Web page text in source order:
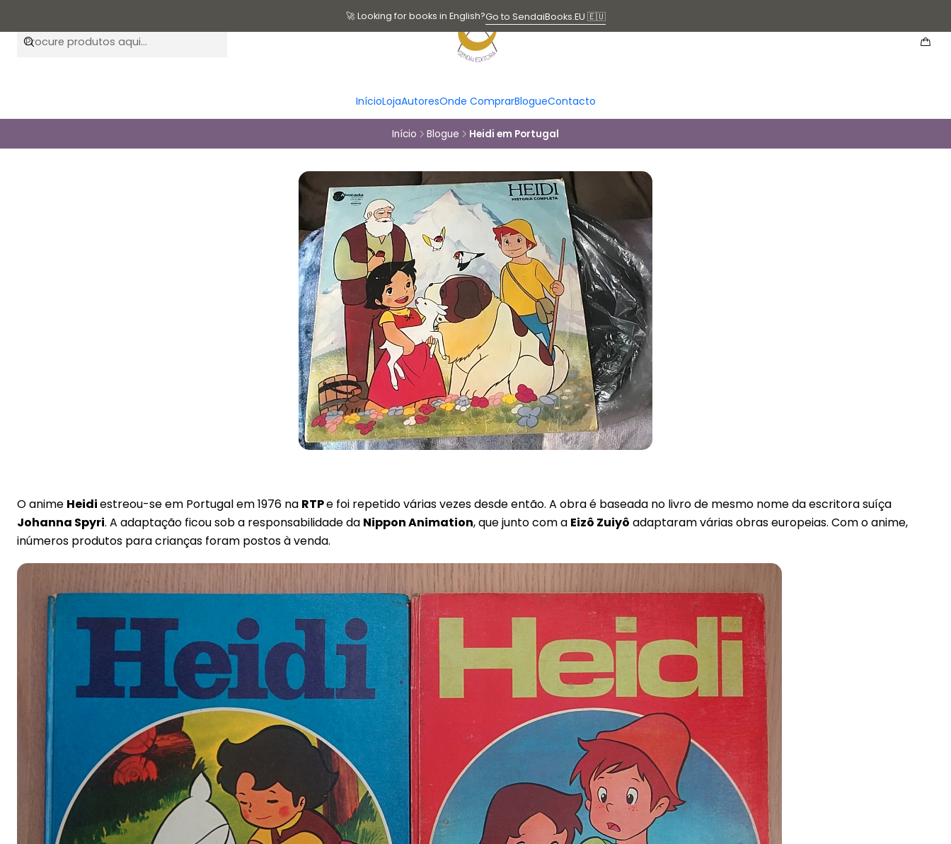
InícioLojaAutoresOnde ComprarBlogueContacto
🚀 Looking for books in English?Go to SendaiBooks.EU 🇪🇺
Início Blogue Heidi em Portugal
O anime Heidiestreou-se em Portugal em 1976 na RTPe foi repetido várias vezes desde então. A obra é baseada no livro de mesmo nome da escritora suíça
Johanna Spyri. A adaptação ficou sob a responsabilidade da Nippon Animation, que junto com a Eizô Zuiyô adaptaram várias obras europeias. Com o anime,
inúmeros produtos para crianças foram postos à venda.